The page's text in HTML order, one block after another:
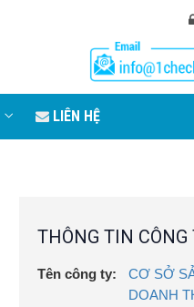
LIÊN HỆ
THÔNG TIN CÔNG
Tên công ty:
CƠ SỞ
DOANH